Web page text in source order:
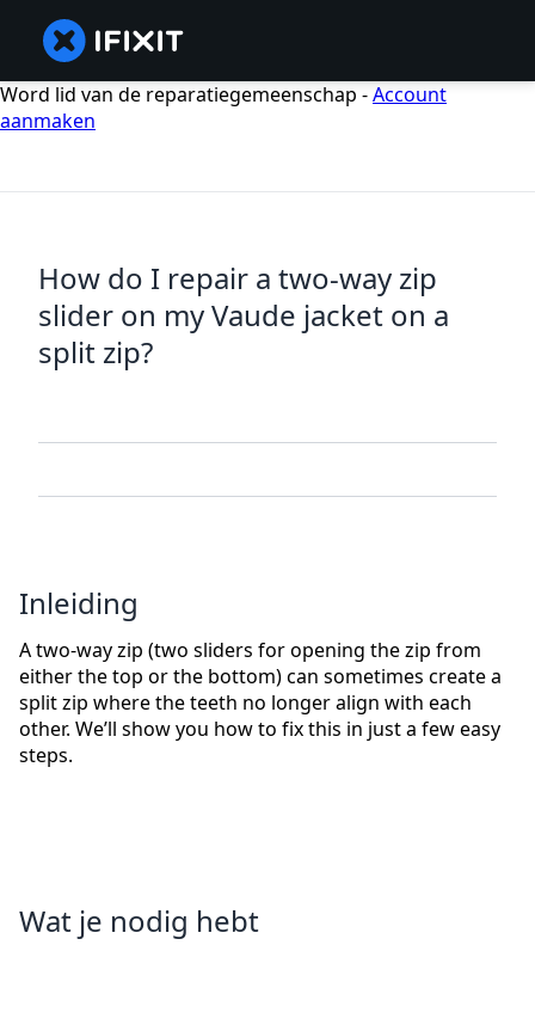
Word lid van de reparatiegemeenschap -Account
aanmaken
How do I repair a two-way zip
slider on my Vaude jacket on a
split zip?
Inleiding
A two-way zip (two sliders for opening the zip from
either the top or the bottom) can sometimes create a
split zip where the teeth no longer align with each
other. We’ll show you how to fix this in just a few easy
steps.
Wat je nodig hebt